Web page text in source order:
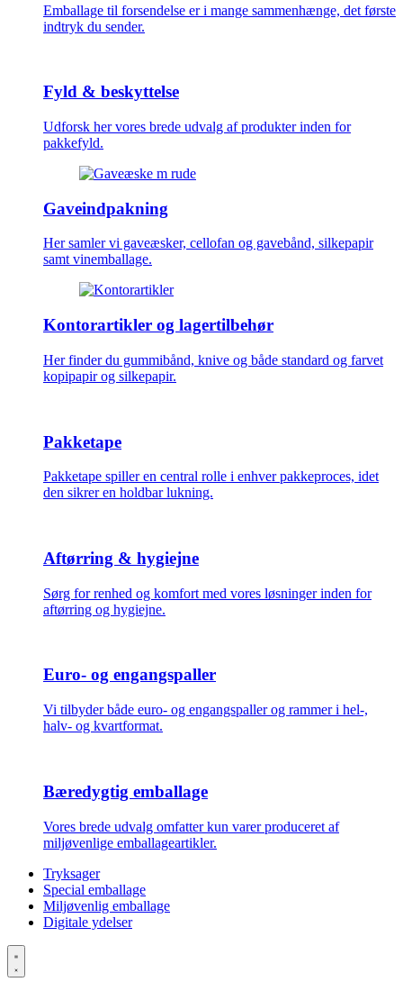
Emballage til forsendelse er i mange sammenhænge, det første
indtryk du sender.
Fyld & beskyttelse
Udforsk her vores brede udvalg af produkter inden for
pakkefyld.
Gaveindpakning
Her samler vi gaveæsker, cellofan og gavebånd, silkepapir
samt vinemballage.
Kontorartikler og lagertilbehør
Her finder du gummibånd, knive og både standard og farvet
kopipapir og silkepapir.
Pakketape
Pakketape spiller en central rolle i enhver pakkeproces, idet
den sikrer en holdbar lukning.
Aftørring & hygiejne
Sørg for renhed og komfort med vores løsninger inden for
aftørring og hygiejne.
Euro- og engangspaller
Vi tilbyder både euro- og engangspaller og rammer i hel-,
halv- og kvartformat.
Bæredygtig emballage
Vores brede udvalg omfatter kun varer produceret af
miljøvenlige emballageartikler.
Tryksager
Special emballage
Miljøvenlig emballage
Digitale ydelser